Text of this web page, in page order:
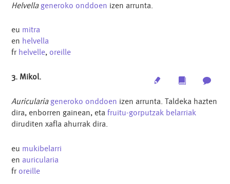
Helvella generoko onddoen izen arrunta.
eu mitra
en helvella
fr helvelle, oreille
Multimedia
3. Mikol.
Auricularia generoko onddoen izen arrunta. Taldeka hazten
dira, enborren gainean, etafruitu-gorputzak belarriak
diruditen xafla ahurrak dira.
eu mukibelarri
en auricularia
fr oreille